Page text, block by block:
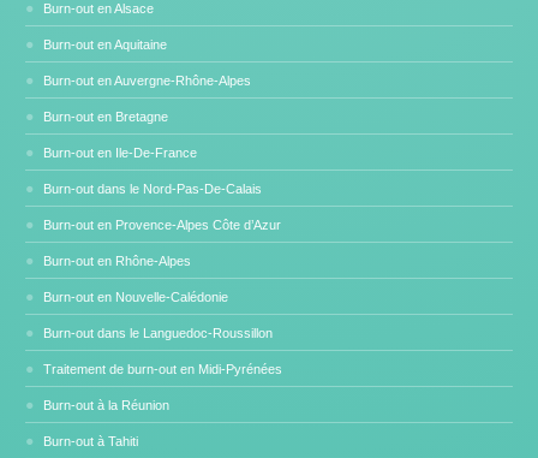
Burn-out en Alsace
Burn-out en Aquitaine
Burn-out en Auvergne-Rhône-Alpes
Burn-out en Bretagne
Burn-out en Ile-De-France
Burn-out dans le Nord-Pas-De-Calais
Burn-out en Provence-Alpes Côte d’Azur
Burn-out en Rhône-Alpes
Burn-out en Nouvelle-Calédonie
Burn-out dans le Languedoc-Roussillon
Traitement de burn-out en Midi-Pyrénées
Burn-out à la Réunion
Burn-out à Tahiti